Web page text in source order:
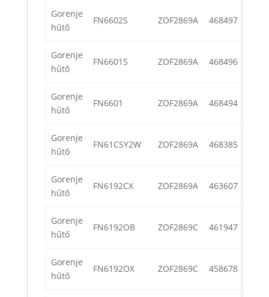
Gorenje
hűtő
FN6602S ZOF2869A 468497
Gorenje
hűtő
FN6601S ZOF2869A 468496
Gorenje
hűtő
FN6601 ZOF2869A 468494
Gorenje
hűtő
FN61CSY2W ZOF2869A 468385
Gorenje
hűtő
FN6192CX ZOF2869A 463607
Gorenje
hűtő
FN6192OB ZOF2869C 461947
Gorenje
hűtő
FN6192OX ZOF2869C 458678